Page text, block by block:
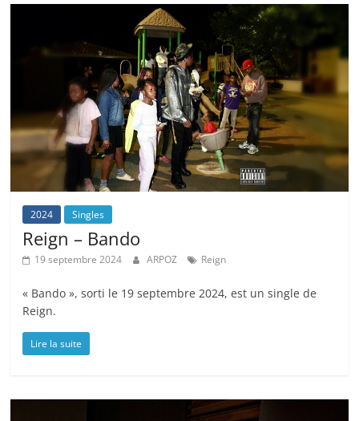
2024 Singles
Reign – Bando
19 septembre 2024 ARPOZ Reign
« Bando », sorti le 19 septembre 2024, est un single de
Reign.
Lire la suite